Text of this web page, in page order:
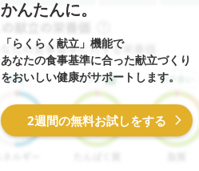
かんたんに。
「らくらく献立」機能で
あなたの食事基準に合った献立づくり
をおいしい健康がサポートします。
2週間の無料お試しをする